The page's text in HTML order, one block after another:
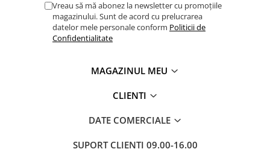
Vreau să mă abonez la newsletter cu promoțiile
magazinului. Sunt de acord cu prelucrarea
datelor mele personale conform Politicii de
Confidentialitate
MAGAZINUL MEU
CLIENTI
DATE COMERCIALE
SUPORT CLIENTI 09.00-16.00